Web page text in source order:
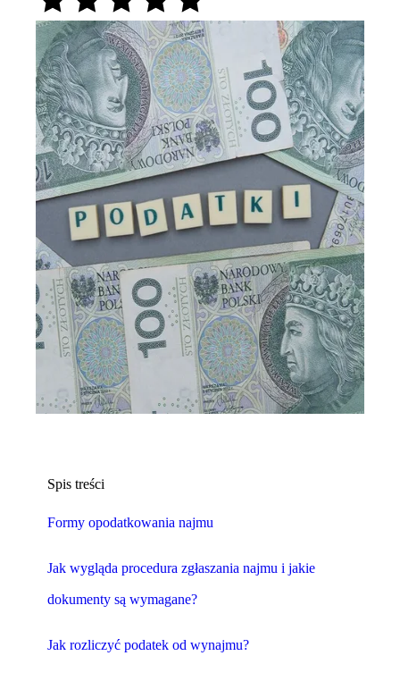
Spis treści
Formy opodatkowania najmu
Jak wygląda procedura zgłaszania najmu i jakie
dokumenty są wymagane?
Jak rozliczyć podatek od wynajmu?